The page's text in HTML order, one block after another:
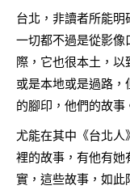
台北，非讀者所能明
一切都不過是從影像
際，它也很本土，以
或是本地或是過路，
的腳印，他們的故事
尤能在其中《台北人
裡的故事，有他有她
實，這些故事，如此